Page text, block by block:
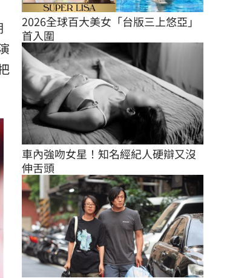
2026全球百大美女「台版三上悠亞」
首入圍
車內強吻女星！知名經紀人硬辯又沒
伸舌頭